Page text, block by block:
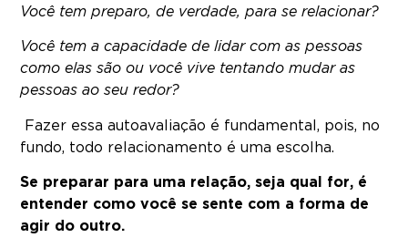
Você tem preparo, de verdade, para se relacionar?
Você tem a capacidade de lidar com as pessoas
como elas são ou você vive tentando mudar as
pessoas ao seu redor?
Fazer essa autoavaliação é fundamental, pois, no
fundo, todo relacionamento é uma escolha.
Se preparar para uma relação, seja qual for, é
entender como você se sente com a forma de
agir do outro.